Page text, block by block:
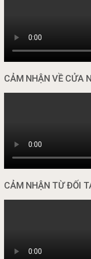
CẢM NHẬN VỀ CỬA
CẢM NHẬN TỪ ĐỐI